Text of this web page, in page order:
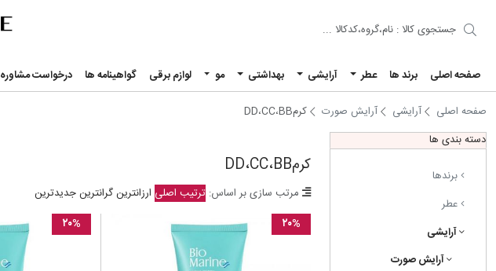
صفحه اصلی برند ها عطر آرایشی بهداشتی مو لوازم برقی گواهینامه ها درخواست مشاوره
صفحه اصلی آرایشی آرایش صورت
کرمDD،CC،BB
دسته بندی ها
برندها
عطر
آرایشی
آرایش صورت
کرمDD،CC،BB
مرتب سازی بر اساس: ترتیب اصلی ارزانترینگرانترینجدیدترین
۲۰%
۲۰%